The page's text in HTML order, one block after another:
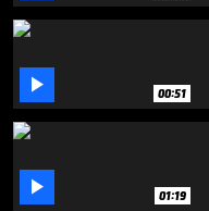
 00:51
 01:19